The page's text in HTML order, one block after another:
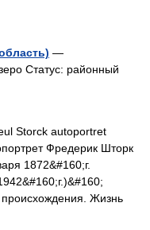
—
Статус: районный
Storck autoportret
Фредерик Шторк
1872&#160;г.
происхождения. Жизнь